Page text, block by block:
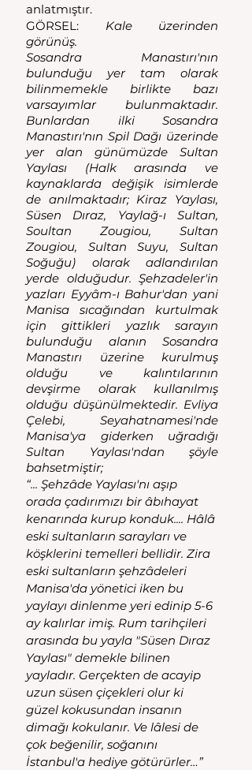
anlatmıştır.
GÖRSEL: Kale üzerinden
görünüş.
Sosandra Manastırı'nın
bulunduğu yer tam olarak
bilinmemekle birlikte bazı
varsayımlar bulunmaktadır.
Bunlardan ilki Sosandra
Manastırı'nın Spil Dağı üzerinde
yer alan günümüzde Sultan
Yaylası (Halk arasında ve
kaynaklarda değişik isimlerde
de anılmaktadır; Kiraz Yaylası,
Süsen Dıraz, Yaylağ-ı Sultan,
Soultan Zougiou, Sultan
Zougiou, Sultan Suyu, Sultan
Soğuğu) olarak adlandırılan
yerde olduğudur. Şehzadeler'in
yazları Eyyâm-ı Bahur'dan yani
Manisa sıcağından kurtulmak
için gittikleri yazlık sarayın
bulunduğu alanın Sosandra
Manastırı üzerine kurulmuş
olduğu ve kalıntılarının
devşirme olarak kullanılmış
olduğu düşünülmektedir. Evliya
Çelebi, Seyahatnamesi'nde
Manisa'ya giderken uğradığı
Sultan Yaylası'ndan şöyle
bahsetmiştir;
“... Şehzâde Yaylası'nı aşıp
orada çadırımızı bir âbıhayat
kenarında kurup konduk.... Hâlâ
eski sultanların sarayları ve
köşklerini temelleri bellidir. Zira
eski sultanların şehzâdeleri
Manisa'da yönetici iken bu
yaylayı dinlenme yeri edinip 5-6
ay kalırlar imiş. Rum tarihçileri
arasında bu yayla "Süsen Dıraz
Yaylası" demekle bilinen
yayladır. Gerçekten de acayip
uzun süsen çiçekleri olur ki
güzel kokusundan insanın
dimağı kokulanır. Ve lâlesi de
çok beğenilir, soğanını
İstanbul'a hediye götürürler…”